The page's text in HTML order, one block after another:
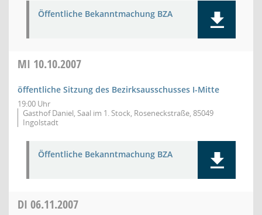
Öffentliche Bekanntmachung BZA
MI 10.10.2007
öffentliche Sitzung des Bezirksausschusses I-Mitte
19:00 Uhr
Gasthof Daniel, Saal im 1. Stock, Roseneckstraße, 85049
Ingolstadt
Öffentliche Bekanntmachung BZA
DI 06.11.2007